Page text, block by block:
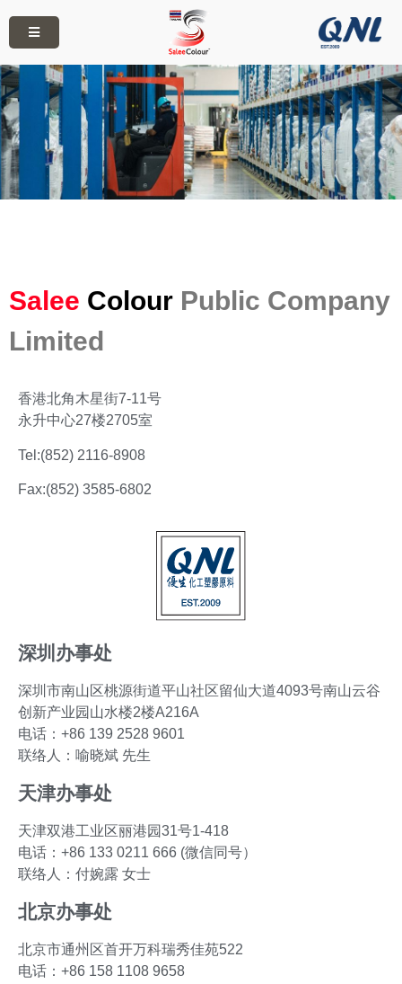
Salee Colour Public Company
Limited
香港北角木星街7-11号
永升中心27楼2705室
Tel:(852) 2116-8908
Fax:(852) 3585-6802
深圳办事处
深圳市南山区桃源街道平山社区留仙大道4093号南山云谷
创新产业园山水楼2楼A216A
电话：+86 139 2528 9601
联络人：喻晓斌 先生
天津办事处
天津双港工业区丽港园31号1-418
电话：+86 133 0211 666 (微信同号）
联络人：付婉露 女士
北京办事处
北京市通州区首开万科瑞秀佳苑522
电话：+86 158 1108 9658